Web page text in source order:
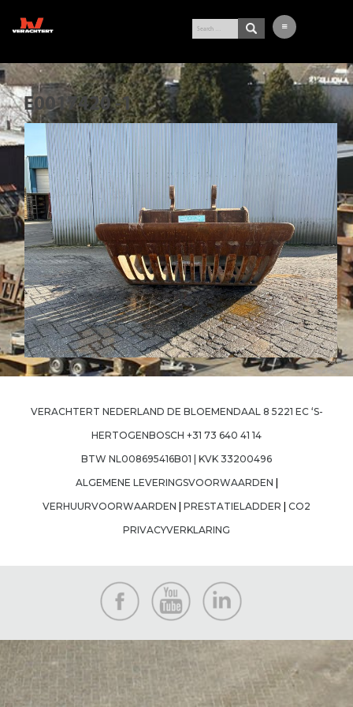
LATEST ARRIVALS
EXCAVATOR
WHEEL LOADER
VERACHTERT
CONTACT
NL
DE
E0017420 -1
Previous Image
VERACHTERT NEDERLAND DE BLOEMENDAAL 8 5221 EC ‘S-
HERTOGENBOSCH +31 73 640 41 14
BTW NL008695416B01 | KVK 33200496
ALGEMENE LEVERINGSVOORWAARDEN
VERHUURVOORWAARDEN
PRESTATIELADDER
CO2
PRIVACYVERKLARING